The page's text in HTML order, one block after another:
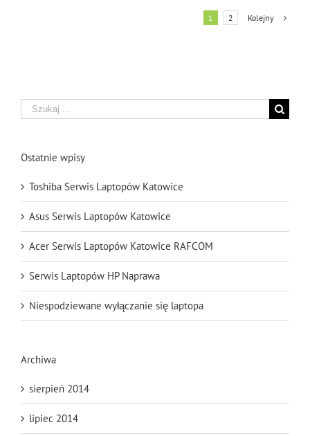
1 2 Kolejny
Szukaj
Ostatnie wpisy
Toshiba Serwis Laptopów Katowice
Asus Serwis Laptopów Katowice
Acer Serwis Laptopów Katowice RAFCOM
Serwis Laptopów HP Naprawa
Niespodziewane wyłączanie się laptopa
Archiwa
sierpień 2014
lipiec 2014